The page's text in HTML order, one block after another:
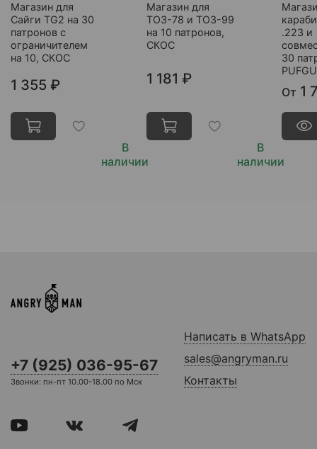
Магазин для
Сайги TG2 на 30
патронов с
ограничителем
на 10, СКОС
В
наличии
1 355 ₽
Магазин для
ТОЗ-78 и ТОЗ-99
на 10 патронов,
СКОС
В
наличии
1 181 ₽
.223 и
30
От 1
+7 (925) 036-95-67
Звонки: пн-пт 10.00-18.00 по Мск
Написать в WhatsApp
sales@angryman.ru
Контакты